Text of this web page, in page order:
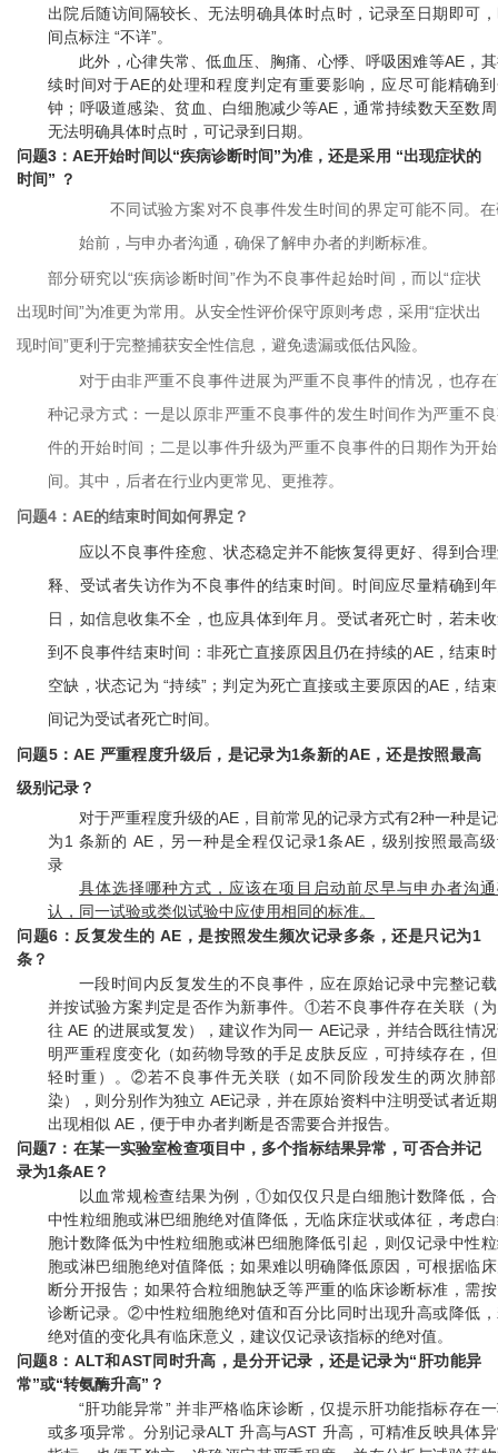
出院后随访间隔较长、无法明确具体时点时，记录至日期即可
间点标注 “不详”。
此外，心律失常、低血压、胸痛、心悸、呼吸困难等AE，
续时间对于AE的处理和程度判定有重要影响，应尽可能精确
钟；呼吸道感染、贫血、白细胞减少等AE，通常持续数天至数
无法明确具体时点时，可记录到日期。
问题3：AE开始时间以“疾病诊断时间”为准，还是采用 “出现症状的
时间” ？
不同试验方案对不良事件发生时间的界定可能不同。
始前，与申办者沟通，确保了解申办者的判断标准。
部分研究以“疾病诊断时间”作为不良事件起始时间，而以“症状
出现时间”为准更为常用。从安全性评价保守原则考虑，采用“症状出
现时间”更利于完整捕获安全性信息，避免遗漏或低估风险。
对于由非严重不良事件进展为严重不良事件的情况，也存
种记录方式：一是以原非严重不良事件的发生时间作为严重不
件的开始时间；二是以事件升级为严重不良事件的日期作为开
间。其中，后者在行业内更常见、更推荐。
问题4：AE的结束时间如何界定？
应以不良事件痊愈、状态稳定并不能恢复得更好、得到合
释、受试者失访作为不良事件的结束时间。时间应尽量精确到
日，如信息收集不全，也应具体到年月。受试者死亡时，若未
到不良事件结束时间：非死亡直接原因且仍在持续的AE，结束
空缺，状态记为 “持续”；判定为死亡直接或主要原因的AE，结
间记为受试者死亡时间。
问题5：AE 严重程度升级后，是记录为1条新的AE，还是按照最高
级别记录？
对于严重程度升级的AE，目前常见的记录方式有2种一种是
为1 条新的 AE，另一种是全程仅记录1条AE，级别按照最高
录
具体选择哪种方式，应该在项目启动前尽早与申办者沟
认，同一试验或类似试验中应使用相同的标准。
问题6：反复发生的 AE，是按照发生频次记录多条，还是只记为1
条？
一段时间内反复发生的不良事件，应在原始记录中完整记
并按试验方案判定是否作为新事件。①若不良事件存在关联（
往 AE 的进展或复发），建议作为同一 AE记录，并结合既往情
明严重程度变化（如药物导致的手足皮肤反应，可持续存在，
轻时重）。②若不良事件无关联（如不同阶段发生的两次肺
染），则分别作为独立 AE记录，并在原始资料中注明受试者近
出现相似 AE，便于申办者判断是否需要合并报告。
问题7：在某一实验室检查项目中，多个指标结果异常，可否合并记
录为1条AE？
以血常规检查结果为例，①如仅仅只是白细胞计数降低，
中性粒细胞或淋巴细胞绝对值降低，无临床症状或体征，考虑
胞计数降低为中性粒细胞或淋巴细胞降低引起，则仅记录中性
胞或淋巴细胞绝对值降低；如果难以明确降低原因，可根据临
断分开报告；如果符合粒细胞缺乏等严重的临床诊断标准，需
诊断记录。②中性粒细胞绝对值和百分比同时出现升高或降低
绝对值的变化具有临床意义，建议仅记录该指标的绝对值。
问题8：ALT和AST同时升高，是分开记录，还是记录为“肝功能异
常”或“转氨酶升高”？
“肝功能异常” 并非严格临床诊断，仅提示肝功能指标存在
或多项异常。分别记录ALT 升高与AST 升高，可精准反映具体